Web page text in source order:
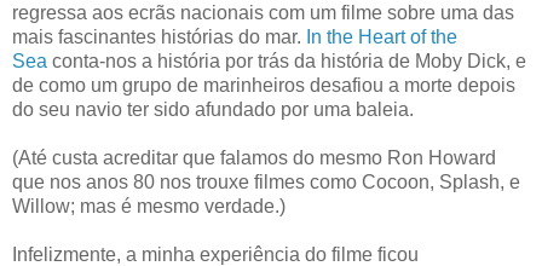
regressa aos ecrãs nacionais com um filme sobre uma das
mais fascinantes histórias do mar. In the Heart of the
Sea conta-nos a história por trás da história de Moby Dick, e
de como um grupo de marinheiros desafiou a morte depois
do seu navio ter sido afundado por uma baleia.
(Até custa acreditar que falamos do mesmo Ron Howard
que nos anos 80 nos trouxe filmes como Cocoon, Splash, e
Willow; mas é mesmo verdade.)
Infelizmente, a minha experiência do filme ficou